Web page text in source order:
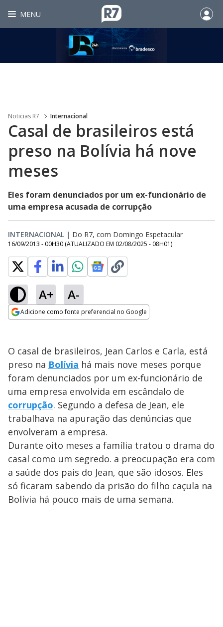
MENU
Noticias R7 Internacional
Casal de brasileiros está
preso na Bolívia há nove
meses
Eles foram denunciados por um ex-funcionário de
uma empresa acusada de corrupção
INTERNACIONAL | Do R7, com Domingo Espetacular
16/09/2013 - 00H30 (ATUALIZADO EM 02/08/2025 - 08H01)
A+ A-
Adicione como fonte preferencial no Google
O casal de brasileiros, Jean Carlos e Carla, está
preso na Bolívia há mais nove meses porque
foram denunciados por um ex-funcionário de
uma empresa envolvida em escândalo de
corrupção. Segundo a defesa de Jean, ele
trabalhava na apuração das denúncias que
envolveram a empresa.
Durante oito meses a família tratou o drama do
casal como um segredo. a preocupação era com
a saúde dos pais do Jean, que são idosos. Eles
só ficaram sabendo da prisão do filho caçula na
Bolívia há pouco mais de uma semana.